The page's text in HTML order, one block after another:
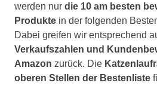
werden nur die 10 am besten
Produkte in der folgenden
Dabei greifen wir entsprechend
Verkaufszahlen und
Amazon zurück. Die
oberen Stellen der Bestenliste